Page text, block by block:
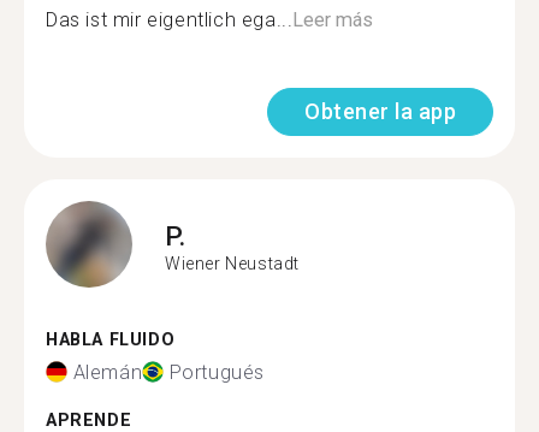
Das ist mir eigentlich ega...Leer más
Obtener la app
P.
Wiener Neustadt
HABLA FLUIDO
Alemán Portugués
APRENDE